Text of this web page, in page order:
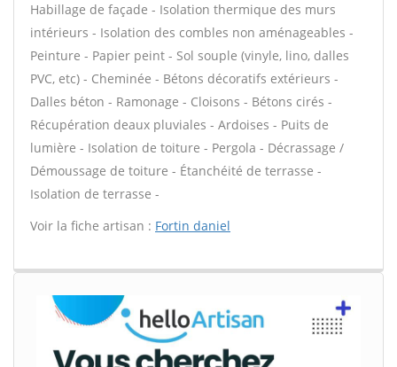
Habillage de façade - Isolation thermique des murs
intérieurs - Isolation des combles non aménageables -
Peinture - Papier peint - Sol souple (vinyle, lino, dalles
PVC, etc) - Cheminée - Bétons décoratifs extérieurs -
Dalles béton - Ramonage - Cloisons - Bétons cirés -
Récupération deaux pluviales - Ardoises - Puits de
lumière - Isolation de toiture - Pergola - Décrassage /
Démoussage de toiture - Étanchéité de terrasse -
Isolation de terrasse -
Voir la fiche artisan : Fortin daniel